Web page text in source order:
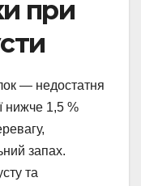
при
— недостатня
нижче 1,5 %
запах.
та